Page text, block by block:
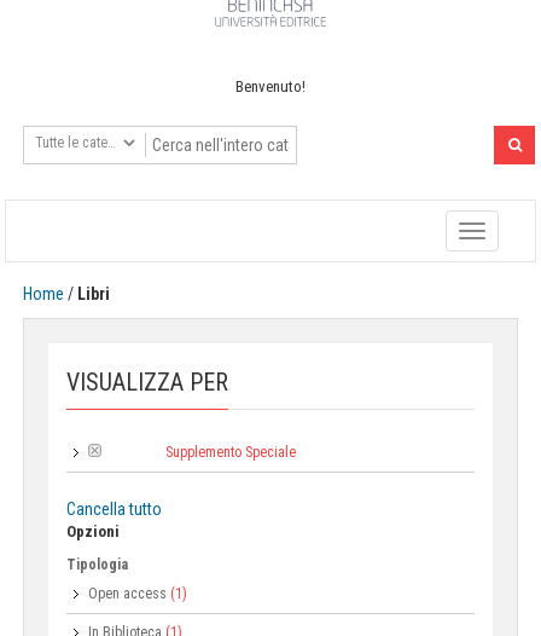
Benvenuto!
Toggle
navigation
Home / Libri
VISUALIZZA PER
Supplemento Speciale
Cancella tutto
Opzioni
Tipologia
Open access (1)
In Biblioteca (1)